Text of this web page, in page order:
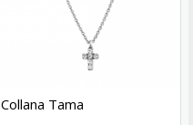
Collana Tama